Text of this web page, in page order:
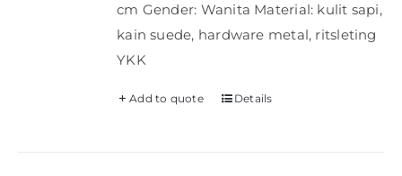
cm Gender: Wanita Material: kulit sapi,
kain suede, hardware metal, ritsleting
YKK
Add to quote Details